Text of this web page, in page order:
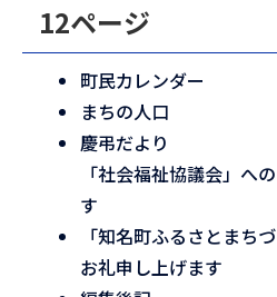
12ページ
町民カレンダー
まちの人口
慶弔だより
「社会福祉協議会」へ
す
「知名町ふるさとまち
お礼申し上げます